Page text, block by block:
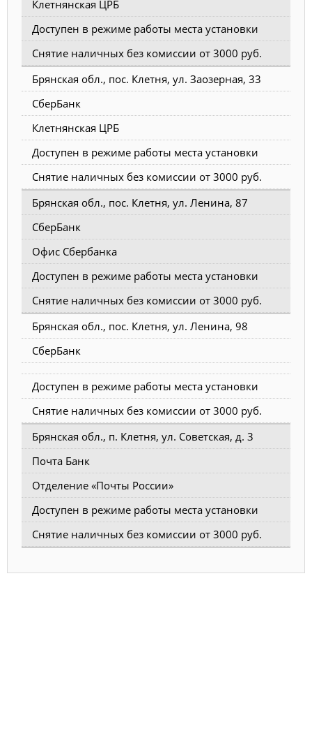
Клетнянская ЦРБ
Доступен в режиме работы места установки
Снятие наличных без комиссии от 3000 руб.
Брянская обл., пос. Клетня, ул. Заозерная, 33
СберБанк
Клетнянская ЦРБ
Доступен в режиме работы места установки
Снятие наличных без комиссии от 3000 руб.
Брянская обл., пос. Клетня, ул. Ленина, 87
СберБанк
Офис Сбербанка
Доступен в режиме работы места установки
Снятие наличных без комиссии от 3000 руб.
Брянская обл., пос. Клетня, ул. Ленина, 98
СберБанк
Доступен в режиме работы места установки
Снятие наличных без комиссии от 3000 руб.
Брянская обл., п. Клетня, ул. Советская, д. 3
Почта Банк
Отделение «Почты России»
Доступен в режиме работы места установки
Снятие наличных без комиссии от 3000 руб.